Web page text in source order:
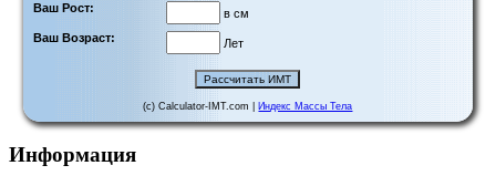
Ваш Рост:
в см
Ваш Возраст:
Лет
(c) Calculator-IMT.com | Индекс Массы Тела
Информация